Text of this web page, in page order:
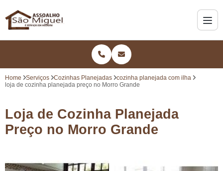
Home Serviços Cozinhas Planejadas
cozinha planejada com ilha
loja de cozinha planejada preço no Morro Grande
Loja de Cozinha Planejada
Preço no Morro Grande